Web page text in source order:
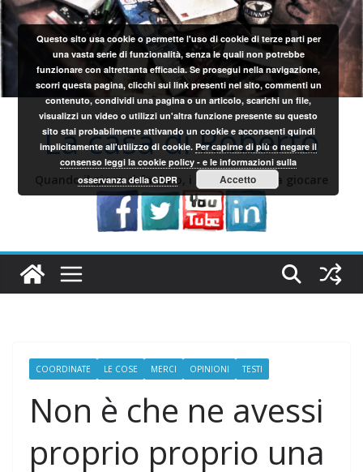
Salta
al
contenuto
La casa di Roberto
Quando il gioco si fa duro, i sardi iniziano a giocare
COORDINATE LE COSE MERCI OPINIONI TESTI
Non è che ne avessi
proprio proprio una
Questo sito usa cookie o permette l'uso di cookie di terze parti per
una vasta serie di funzionalità, senza le quali non potrebbe
funzionare con altrettanta efficacia. Se prosegui nella navigazione,
scorri questa pagina, clicchi sui link presenti nel sito, commenti un
contenuto, condividi una pagina o un articolo, scarichi un file,
visualizzi un video o utilizzi un'altra funzione presente su questo
sito stai probabilmente attivando un cookie e acconsenti quindi
implicitamente all'utilizzo di cookie.Per capirne di più o negare il
consenso leggi la cookie policy - e le informazioni sulla
osservanza della GDPR
Accetto